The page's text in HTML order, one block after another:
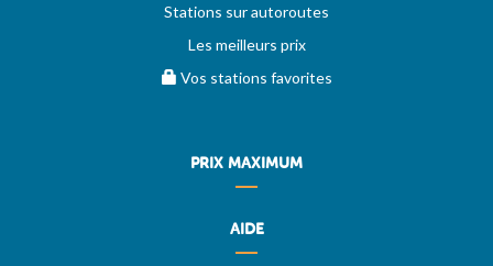
Stations sur autoroutes
Les meilleurs prix
Vos stations favorites
PRIX MAXIMUM
AIDE